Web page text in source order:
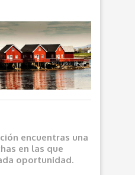
encuentras una
en las que
oportunidad.